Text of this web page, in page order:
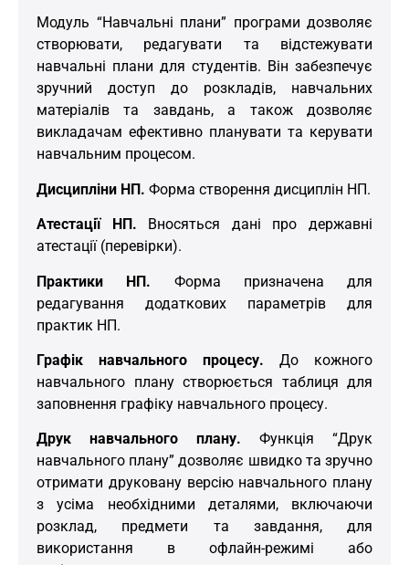
Модуль “Навчальні плани” програми дозволяє
створювати, редагувати та відстежувати
навчальні плани для студентів. Він забезпечує
зручний доступ до розкладів, навчальних
матеріалів та завдань, а також дозволяє
викладачам ефективно планувати та керувати
навчальним процесом.
Дисципліни НП. Форма створення дисциплін НП.
Атестації НП. Вносяться дані про державні
атестації (перевірки).
Практики НП. Форма призначена для
редагування додаткових параметрів для
практик НП.
Графік навчального процесу. До кожного
навчального плану створюється таблиця для
заповнення графіку навчального процесу.
Друк навчального плану. Функція “Друк
навчального плану” дозволяє швидко та зручно
отримати друковану версію навчального плану
з усіма необхідними деталями, включаючи
розклад, предмети та завдання, для
використання в офлайн-режимі або